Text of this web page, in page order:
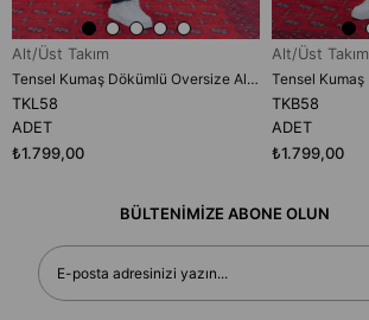
Alt/Üst Takım
Tensel Kumaş Dökümlü Oversize Alt/Üst Takım (TKL58)
TKL58
ADET
₺1.799,00
Alt/Üst Takım
TKB58
ADET
₺1.799,00
BÜLTENİMİZE ABONE OLUN